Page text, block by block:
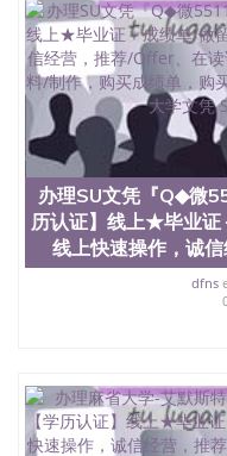
信息，给出操作方案
材料； 3、留服注册
交时间，公司人员陪
料； 5、等待结果，
6、客户确认收到结
学院的毕业证成绩单
结构（包括：水印，
银，LOGO烫金烫银
镭射，紫外荧光，温
对照。质量得到了广
海外学校留学中介，
各大院校的（毕业证
业证，录取通知书，
新信息， 能够在时
寸大小，纸张材质，
质和效率不断优化，
咨询顾问：Sam q/微
信:551190476办理毕
办理SU文凭『Q◆微
历认证】线上★毕业证
线上快速操作，诚
dfns